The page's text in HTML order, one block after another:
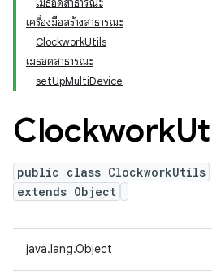
เมธอดสาธารณะ
เครื่องมือสร้างสาธารณะ
ClockworkUtils
เมธอดสาธารณะ
setUpMultiDevice
Clockwork
public class ClockworkUtils
extends Object
java.lang.Object